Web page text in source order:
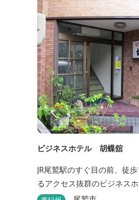
ビジネスホテル 胡蝶舘
JR尾鷲駅のすぐ目の前、徒
るアクセス抜群のビジネスホ